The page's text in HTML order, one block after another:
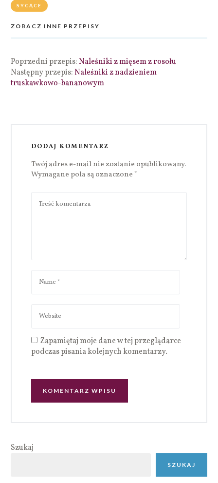
SYCĄCE
ZOBACZ INNE PRZEPISY
Poprzedni przepis:Naleśniki z mięsem z rosołu
Następny przepis:Naleśniki z nadzieniem
truskawkowo-bananowym
DODAJ KOMENTARZ
Twój adres e-mail nie zostanie opublikowany.
Wymagane pola są oznaczone *
Zapamiętaj moje dane w tej przeglądarce
podczas pisania kolejnych komentarzy.
Szukaj
SZUKAJ